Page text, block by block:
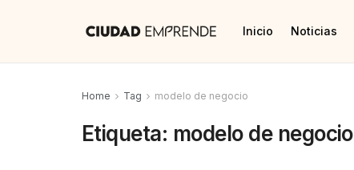
Inicio Noticias
Home Tag modelo de negocio
Etiqueta: modelo de negocio